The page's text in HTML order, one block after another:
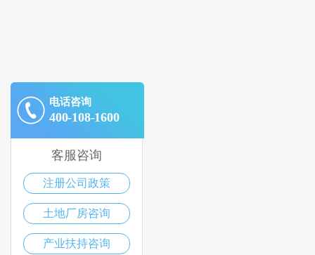
电话咨询
400-108-1600
客服咨询
注册公司政策
土地厂房咨询
产业扶持咨询